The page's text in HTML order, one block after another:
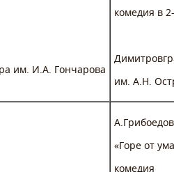
им. И.А. Гончарова
комедия в
им. А.Н.
А.Грибоедов
«Горе от
комедия